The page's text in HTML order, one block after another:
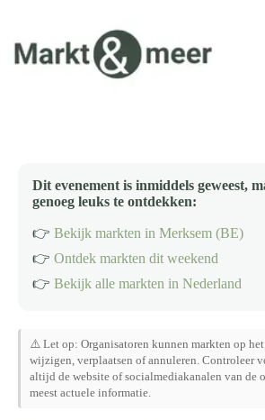
inhoud
Dit evenement is inmiddels geweest,
genoeg leuks te ontdekken:
👉 Bekijk markten in Merksem (BE)
👉 Ontdek markten dit weekend
👉 Bekijk alle markten in Nederland
⚠️ Let op: Organisatoren kunnen markten op
wijzigen, verplaatsen of annuleren. Controleer
altijd de website of socialmediakanalen van de
meest actuele informatie.